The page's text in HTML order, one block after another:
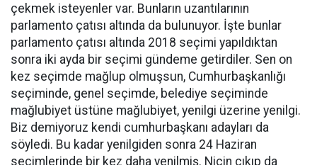
çekmek isteyenler var. Bunların uzantılarının
parlamento çatısı altında da bulunuyor. İşte bunlar
parlamento çatısı altında 2018 seçimi yapıldıktan
sonra iki ayda bir seçimi gündeme getirdiler. Sen on
kez seçimde mağlup olmuşsun, Cumhurbaşkanlığı
seçiminde, genel seçimde, belediye seçiminde
mağlubiyet üstüne mağlubiyet, yenilgi üzerine yenilgi.
Biz demiyoruz kendi cumhurbaşkanı adayları da
söyledi. Bu kadar yenilgiden sonra 24 Haziran
seçimlerinde bir kez daha yenilmiş. Niçin çıkıp da